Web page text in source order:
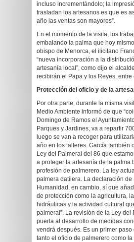
incluso incrementándolo; la
trasladan los artesanos es que es
año las ventas son mayores”.
En el momento de la visita, los
embalando la palma que hoy
obispo de Menorca, el ilicitano
“nueva incorporación a la
artesanía local”, como dijo el
recibirán el Papa y los Reyes,
Protección del oficio y de la
Por otra parte, durante la misma
Medio Ambiente informó de que
Domingo de Ramos el
Parques y Jardines, va a repartir
luego se van a recoger para
año en los talleres. García también
Ley del Palmeral del 86 que
a proteger la artesanía de la palma
profesión de palmerero. La ley
palmera datilera. La declaración de
Humanidad, en cambio, sí que
de protección como la agricultura,
hidráulicas y la actividad cultural
palmeral”. La revisión de la Ley del
puerta al desarrollo de medidas
vendrá después. Es un primer paso
tanto el oficio de palmerero como